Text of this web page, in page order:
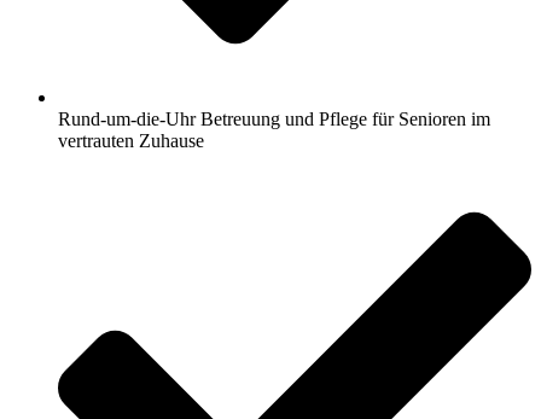
Rund-um-die-Uhr Betreuung und Pflege für Senioren im
vertrauten Zuhause